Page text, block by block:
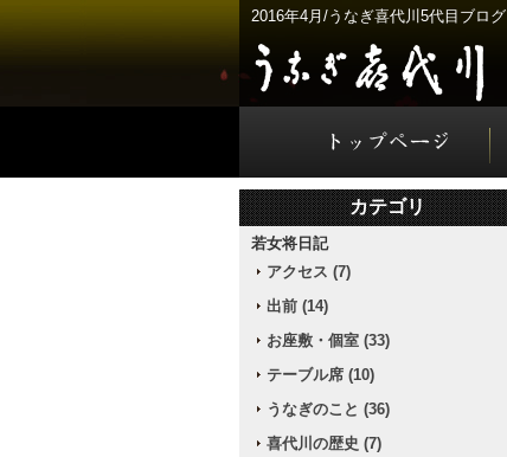
2016年4月/うなぎ喜代川5代目ブログ
カテゴリ
若女将日記
アクセス (7)
出前 (14)
お座敷・個室 (33)
テーブル席 (10)
うなぎのこと (36)
喜代川の歴史 (7)